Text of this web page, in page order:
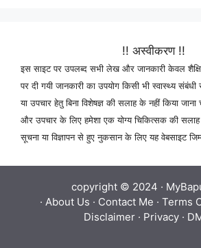
!! अस्वीकरण !!
इस साइट पर उपलब्द सभी लेख और जानकारी केवल
पर दी गयी जानकारी का उपयोग किसी भी स्वास्थ्य संबंधी
या उपचार हेतु बिना विशेषज्ञ की सलाह के नहीं किया जाना
और उपचार के लिए हमेशा एक योग्य चिकित्सक की सलाह
सूचना या विज्ञापन से हुए नुकसान के लिए यह वेबसाइट
copyright © 2024 ·
· About Us · Contact Me · Terms
Disclaimer · Privacy ·